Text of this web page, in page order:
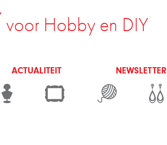
voor Hobby en DIY
ACTUALITEIT NEWSLETTER